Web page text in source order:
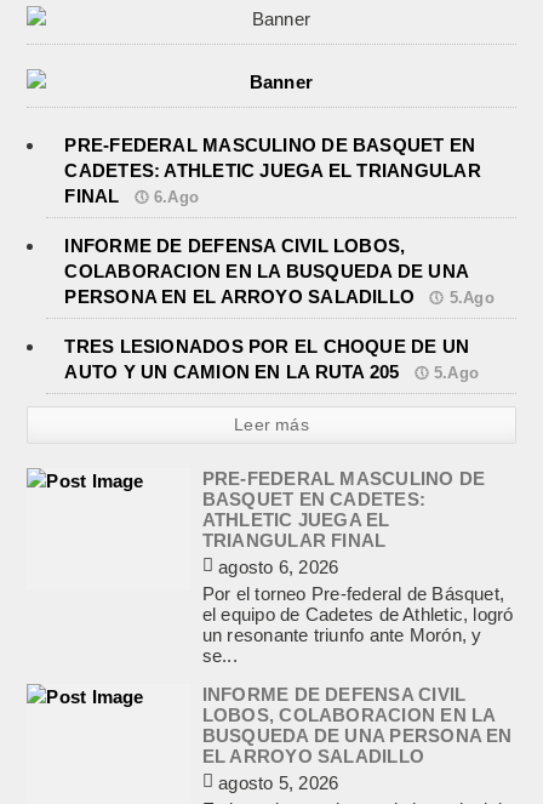
PRE-FEDERAL MASCULINO DE BASQUET EN
CADETES: ATHLETIC JUEGA EL TRIANGULAR
FINAL
6.Ago
INFORME DE DEFENSA CIVIL LOBOS,
COLABORACION EN LA BUSQUEDA DE UNA
PERSONA EN EL ARROYO SALADILLO
5.Ago
TRES LESIONADOS POR EL CHOQUE DE UN
AUTO Y UN CAMION EN LA RUTA 205
5.Ago
Leer más
PRE-FEDERAL MASCULINO DE
BASQUET EN CADETES:
ATHLETIC JUEGA EL
TRIANGULAR FINAL
agosto 6, 2026
Por el torneo Pre-federal de Básquet,
el equipo de Cadetes de Athletic, logró
un resonante triunfo ante Morón, y
se...
INFORME DE DEFENSA CIVIL
LOBOS, COLABORACION EN LA
BUSQUEDA DE UNA PERSONA EN
EL ARROYO SALADILLO
agosto 5, 2026